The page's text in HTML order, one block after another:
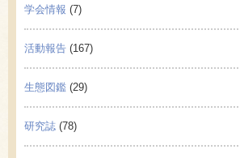
学会情報 (7)
活動報告 (167)
生態図鑑 (29)
研究誌 (78)